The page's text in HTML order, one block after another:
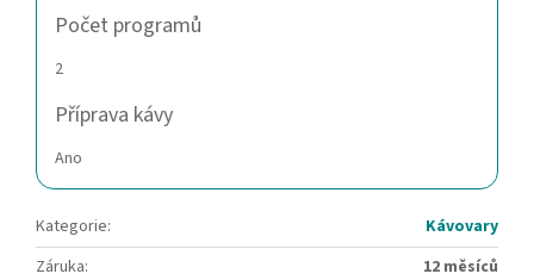
Počet programů
2
Příprava kávy
Ano
Kategorie:
Kávovary
Záruka:
12 měsíců